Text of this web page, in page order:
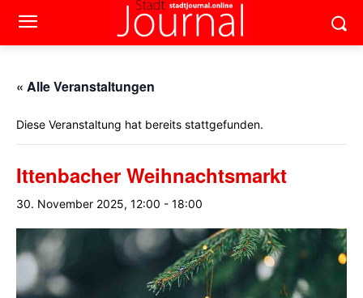
« Alle Veranstaltungen
Diese Veranstaltung hat bereits stattgefunden.
Ittenbacher Weihnachtsmarkt
30. November 2025, 12:00 - 18:00